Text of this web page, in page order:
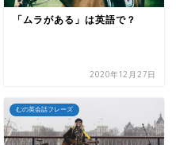
「ムラがある」は英語で？
2020年12月27日
むの英会話フレーズ